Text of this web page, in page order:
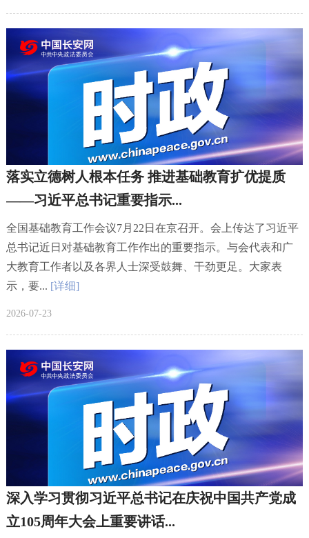
落实立德树人根本任务 推进基础教育扩优提质
——习近平总书记重要指示...
全国基础教育工作会议7月22日在京召开。会上传达了习近平
总书记近日对基础教育工作作出的重要指示。与会代表和广
大教育工作者以及各界人士深受鼓舞、干劲更足。大家表
示，要... [详细]
2026-07-23
深入学习贯彻习近平总书记在庆祝中国共产党成
立105周年大会上重要讲话...